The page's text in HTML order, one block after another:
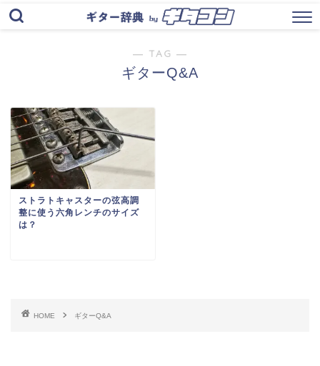
― TAG ―
ギターQ&A
ストラトキャスターの弦高調
整に使う六角レンチのサイズ
は？
HOME ギターQ&A